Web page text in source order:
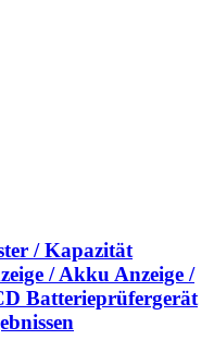
/ Kapazität
/ Akku Anzeige /
Batterieprüfergerät